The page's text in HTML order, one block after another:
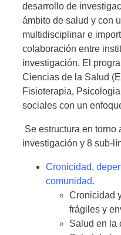
desarrollo de
ámbito de salud y con
multidisciplinar e
colaboración entre
investigación. El
Ciencias de la Salud
Fisioterapia,
sociales con un
Se estructura en torno
investigación y 8 sub-
Cronicidad,
comunidad.
Cronicidad
frágiles y
Salud en la